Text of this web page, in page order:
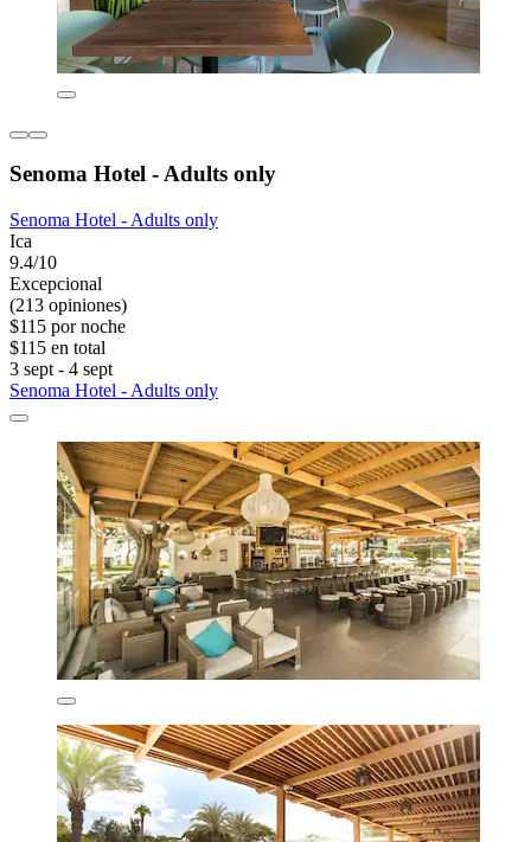
Senoma Hotel - Adults only
Senoma Hotel - Adults only
Ica
9.4/10
Excepcional
(213 opiniones)
$115 por noche
$115 en total
3 sept - 4 sept
Senoma Hotel - Adults only